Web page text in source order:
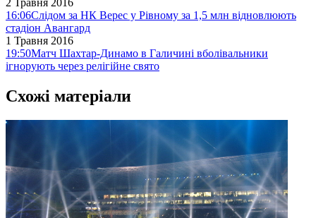
2 Травня 2016
16:06Слідом за НК Верес у Рівному за 1,5 млн відновлюють
стадіон Авангард
1 Травня 2016
19:50Матч Шахтар-Динамо в Галичині вболівальники
ігнорують через релігійне свято
Схожі матеріали